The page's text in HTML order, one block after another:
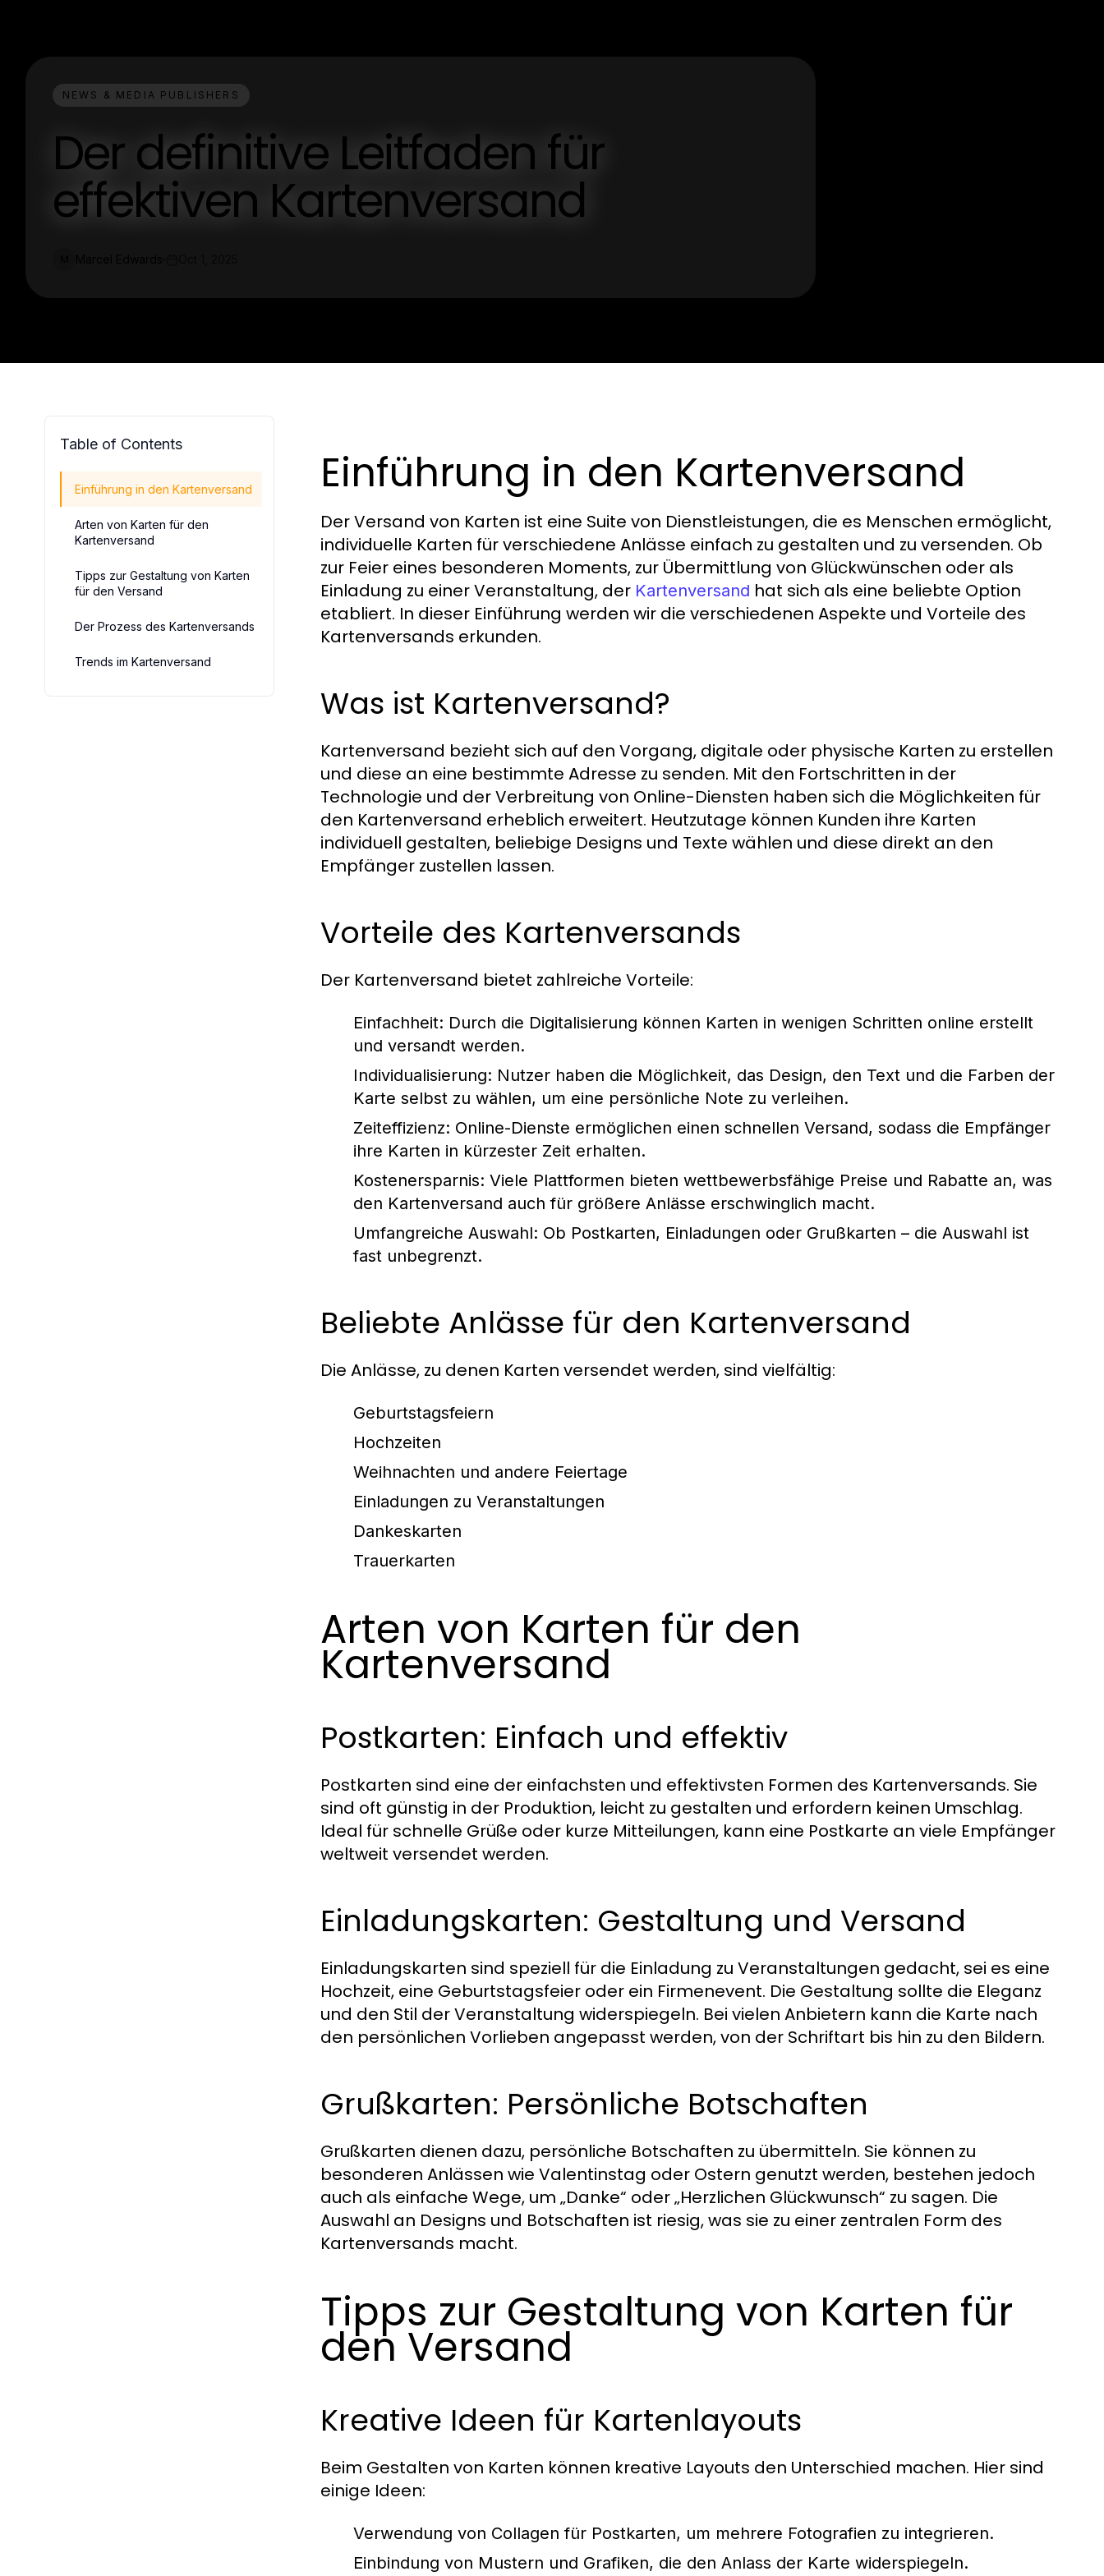
NEWS & MEDIA PUBLISHERS
Der definitive Leitfaden für
effektiven Kartenversand
Table of Contents
Einführung in den Kartenversand
Arten von Karten für den
Kartenversand
Tipps zur Gestaltung von Karten
für den Versand
Der Prozess des Kartenversands
Trends im Kartenversand
Einführung in den Kartenversand
Der Versand von Karten ist eine Suite von Dienstleistungen, die es Menschen ermöglicht,
individuelle Karten für verschiedene Anlässe einfach zu gestalten und zu versenden. Ob
zur Feier eines besonderen Moments, zur Übermittlung von Glückwünschen oder als
Einladung zu einer Veranstaltung, der Kartenversand hat sich als eine beliebte Option
etabliert. In dieser Einführung werden wir die verschiedenen Aspekte und Vorteile des
Kartenversands erkunden.
Was ist Kartenversand?
Kartenversand bezieht sich auf den Vorgang, digitale oder physische Karten zu erstellen
und diese an eine bestimmte Adresse zu senden. Mit den Fortschritten in der
Technologie und der Verbreitung von Online-Diensten haben sich die Möglichkeiten für
den Kartenversand erheblich erweitert. Heutzutage können Kunden ihre Karten
individuell gestalten, beliebige Designs und Texte wählen und diese direkt an den
Empfänger zustellen lassen.
Vorteile des Kartenversands
Der Kartenversand bietet zahlreiche Vorteile:
Einfachheit: Durch die Digitalisierung können Karten in wenigen Schritten online erstellt
und versandt werden.
Individualisierung: Nutzer haben die Möglichkeit, das Design, den Text und die Farben der
Karte selbst zu wählen, um eine persönliche Note zu verleihen.
Zeiteffizienz: Online-Dienste ermöglichen einen schnellen Versand, sodass die Empfänger
ihre Karten in kürzester Zeit erhalten.
Kostenersparnis: Viele Plattformen bieten wettbewerbsfähige Preise und Rabatte an, was
den Kartenversand auch für größere Anlässe erschwinglich macht.
Umfangreiche Auswahl: Ob Postkarten, Einladungen oder Grußkarten – die Auswahl ist
fast unbegrenzt.
Beliebte Anlässe für den Kartenversand
Die Anlässe, zu denen Karten versendet werden, sind vielfältig:
Geburtstagsfeiern
Hochzeiten
Weihnachten und andere Feiertage
Einladungen zu Veranstaltungen
Dankeskarten
Trauerkarten
Arten von Karten für den
Kartenversand
Postkarten: Einfach und effektiv
Postkarten sind eine der einfachsten und effektivsten Formen des Kartenversands. Sie
sind oft günstig in der Produktion, leicht zu gestalten und erfordern keinen Umschlag.
Ideal für schnelle Grüße oder kurze Mitteilungen, kann eine Postkarte an viele Empfänger
weltweit versendet werden.
Einladungskarten: Gestaltung und Versand
Einladungskarten sind speziell für die Einladung zu Veranstaltungen gedacht, sei es eine
Hochzeit, eine Geburtstagsfeier oder ein Firmenevent. Die Gestaltung sollte die Eleganz
und den Stil der Veranstaltung widerspiegeln. Bei vielen Anbietern kann die Karte nach
den persönlichen Vorlieben angepasst werden, von der Schriftart bis hin zu den Bildern.
Grußkarten: Persönliche Botschaften
Grußkarten dienen dazu, persönliche Botschaften zu übermitteln. Sie können zu
besonderen Anlässen wie Valentinstag oder Ostern genutzt werden, bestehen jedoch
auch als einfache Wege, um „Danke“ oder „Herzlichen Glückwunsch“ zu sagen. Die
Auswahl an Designs und Botschaften ist riesig, was sie zu einer zentralen Form des
Kartenversands macht.
Tipps zur Gestaltung von Karten für
den Versand
Kreative Ideen für Kartenlayouts
Beim Gestalten von Karten können kreative Layouts den Unterschied machen. Hier sind
einige Ideen:
Verwendung von Collagen für Postkarten, um mehrere Fotografien zu integrieren.
Einbindung von Mustern und Grafiken, die den Anlass der Karte widerspiegeln.